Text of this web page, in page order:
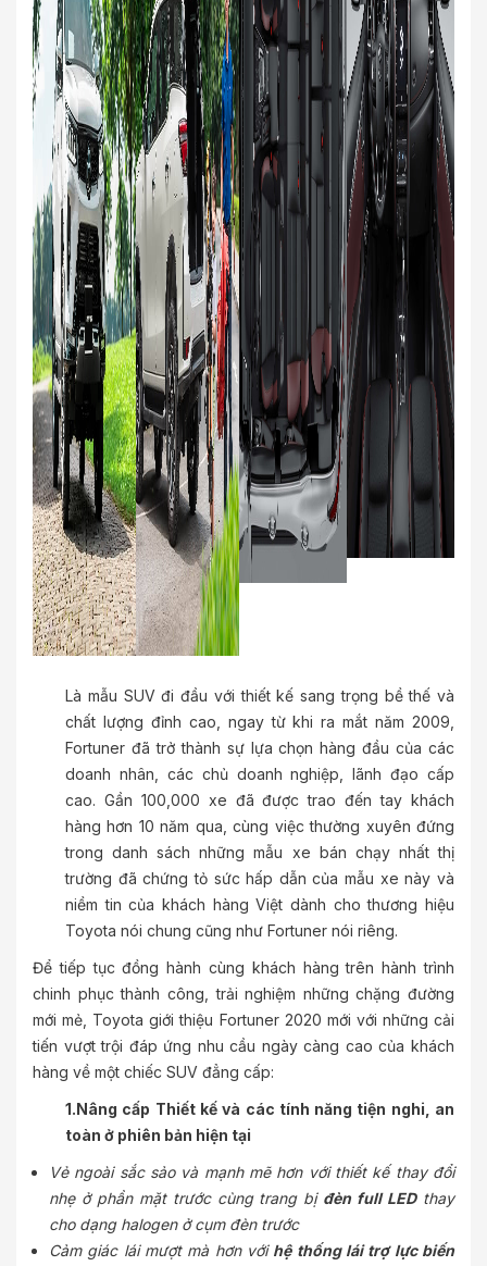
Là mẫu SUV đi đầu với thiết kế sang trọng bề thế và
chất lượng đỉnh cao, ngay từ khi ra mắt năm 2009,
Fortuner đã trở thành sự lựa chọn hàng đầu của các
doanh nhân, các chủ doanh nghiệp, lãnh đạo cấp
cao. Gần 100,000 xe đã được trao đến tay khách
hàng hơn 10 năm qua, cùng việc thường xuyên đứng
trong danh sách những mẫu xe bán chạy nhất thị
trường đã chứng tỏ sức hấp dẫn của mẫu xe này và
niềm tin của khách hàng Việt dành cho thương hiệu
Toyota nói chung cũng như Fortuner nói riêng.
Để tiếp tục đồng hành cùng khách hàng trên hành trình
chinh phục thành công, trải nghiệm những chặng đường
mới mẻ, Toyota giới thiệu Fortuner 2020 mới với những cải
tiến vượt trội đáp ứng nhu cầu ngày càng cao của khách
hàng về một chiếc SUV đẳng cấp:
1.Nâng cấp Thiết kế và các tính năng tiện nghi, an
toàn ở phiên bản hiện tại
Vẻ ngoài sắc sảo và mạnh mẽ hơn với thiết kế thay đổi
nhẹ ở phần mặt trước cùng trang bị đèn full LEDthay
cho dạng halogen ở cụm đèn trước
Cảm giác lái mượt mà hơn với hệ thống lái trợ lực biến